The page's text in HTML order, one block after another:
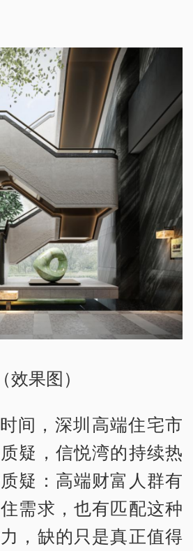
（效果图）
间，深圳高端住宅市
疑，信悦湾的持续热
疑：高端财富人群有
需求，也有匹配这种
，缺的只是真正值得